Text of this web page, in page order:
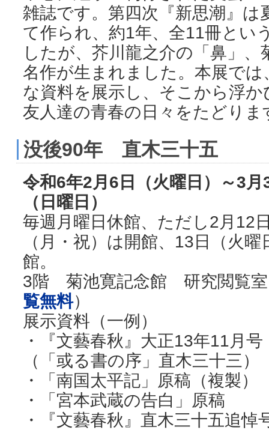
雑誌です。第四次『新思潮』は
て作られ、約1年、全11冊とい
したが、芥川龍之介の「鼻」
名作が生まれました。本展で
な資料を展示し、そこから浮
友人達の青春の日々をたどりま
没後90年 直木三十五
令和6年2月6日（火曜日）～3月
（日曜日）
毎週月曜日休館、ただし2月12
（月・祝）は開館、13日（火曜
館。
3階 菊池寛記念館 研究閲覧
覧無料）
展示資料（一例）
・『文藝春秋』大正13年11月
（「或る書の序」直木三十三）
・「南国太平記」原稿（複製）
・「宮本武蔵の告白」原稿
・『文藝春秋』直木三十五追